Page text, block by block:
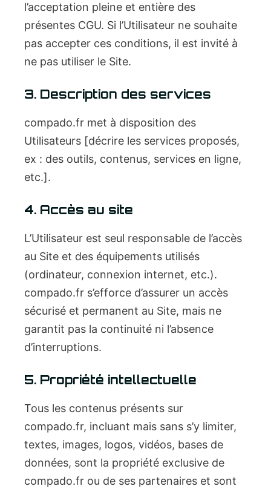
l’acceptation pleine et entière des
présentes CGU. Si l’Utilisateur ne souhaite
pas accepter ces conditions, il est invité à
ne pas utiliser le Site.
3. Description des services
compado.fr met à disposition des
Utilisateurs [décrire les services proposés,
ex : des outils, contenus, services en ligne,
etc.].
4. Accès au site
L’Utilisateur est seul responsable de l’accès
au Site et des équipements utilisés
(ordinateur, connexion internet, etc.).
compado.fr s’efforce d’assurer un accès
sécurisé et permanent au Site, mais ne
garantit pas la continuité ni l’absence
d’interruptions.
5. Propriété intellectuelle
Tous les contenus présents sur
compado.fr, incluant mais sans s’y limiter,
textes, images, logos, vidéos, bases de
données, sont la propriété exclusive de
compado.fr ou de ses partenaires et sont